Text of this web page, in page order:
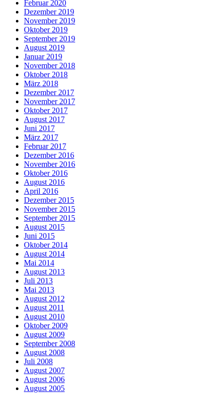
Februar 2020
Dezember 2019
November 2019
Oktober 2019
September 2019
August 2019
Januar 2019
November 2018
Oktober 2018
März 2018
Dezember 2017
November 2017
Oktober 2017
August 2017
Juni 2017
März 2017
Februar 2017
Dezember 2016
November 2016
Oktober 2016
August 2016
April 2016
Dezember 2015
November 2015
September 2015
August 2015
Juni 2015
Oktober 2014
August 2014
Mai 2014
August 2013
Juli 2013
Mai 2013
August 2012
August 2011
August 2010
Oktober 2009
August 2009
September 2008
August 2008
Juli 2008
August 2007
August 2006
August 2005